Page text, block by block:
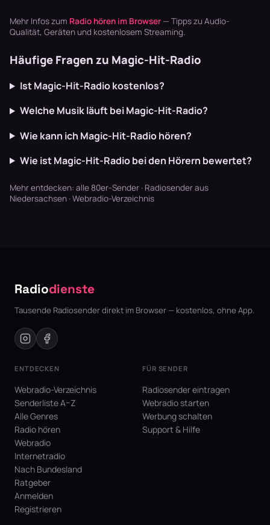
basteln? Radio
läuft dur…
Beats –
Synthpop war
Schlager bis
Mehr Infos zum Radio hören im Browser — Tipps zu Audio-
Qualität, Geräten und kostenlosem Streaming.
Häufige Fragen zu Magic-Hit-Radio
Ist Magic-Hit-Radio kostenlos?
Welche Musik läuft bei Magic-Hit-Radio?
Wie kann ich Magic-Hit-Radio hören?
Wie ist Magic-Hit-Radio bei den Hörern bewertet?
Mehr entdecken: alle 80er-Sender · Radiosender aus
Niedersachsen · Webradio-Verzeichnis
Radiodienste
Tausende Radiosender direkt im Browser — kostenlos, ohne App.
ENTDECKEN
Webradio-Verzeichnis
Senderliste A–Z
Alle Genres
Radio hören
Webradio
Internetradio
Nach Bundesland
Ratgeber
Anmelden
Registrieren
FÜR SENDER
Radiosender eintragen
Webradio starten
Werbung schalten
Support & Hilfe